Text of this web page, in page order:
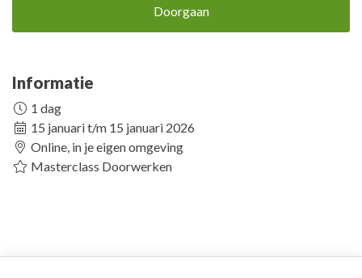
Doorgaan
Informatie
1 dag
15 januari t/m 15 januari 2026
Online, in je eigen omgeving
Masterclass Doorwerken